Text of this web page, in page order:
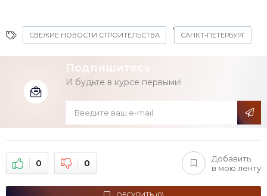
СВЕЖИЕ НОВОСТИ СТРОИТЕЛЬСТВА
,
САНКТ-ПЕТЕРБУРГ
Подпишитесь
И будьте в курсе первыми!
0 0
Добавить
в мою ленту